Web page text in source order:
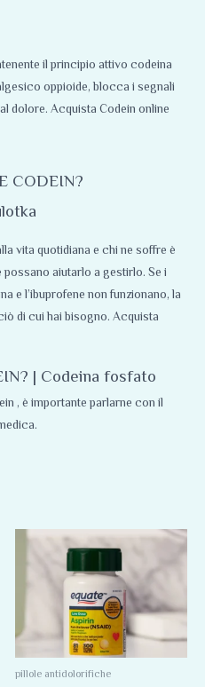
il principio attivo codeina
oppioide, blocca i segnali
dolore. Acquista Codein online
CODEIN?
vita quotidiana e chi ne soffre è
aiutarlo a gestirlo. Se i
e l’ibuprofene non funzionano, la
di cui hai bisogno. Acquista
| Codeina fosfato
, è importante parlarne con il
pillole antidolorifiche
di
da
134,00 €
a
212,00 €
Questo
più
varianti.
Le
opzioni